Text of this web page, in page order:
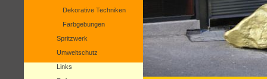
Dekorative Techniken
Farbgebungen
Spritzwerk
Umweltschutz
Links